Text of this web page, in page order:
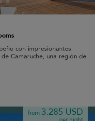
con impresionantes
Camaruche, una región de
from 3.285 USD